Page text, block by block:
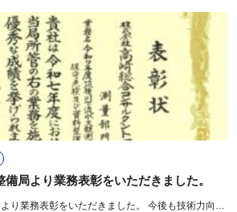
局より業務表彰をいただきました。
国土交通省九州地方整備局より業務表彰をいただきました。 今後も技術力向上に努めてまいります。 [...]